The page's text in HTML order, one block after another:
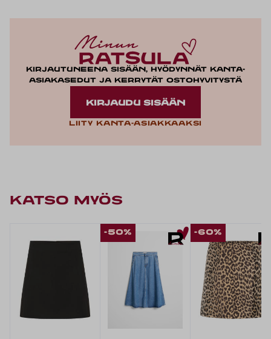
Kirjautuneena sisään, hyödynnät kanta-
asiakasedut ja kerrytät ostohyvitystä
KIRJAUDU SISÄÄN
Liity kanta-asiakkaaksi
KATSO MYÖS
-50% -60%